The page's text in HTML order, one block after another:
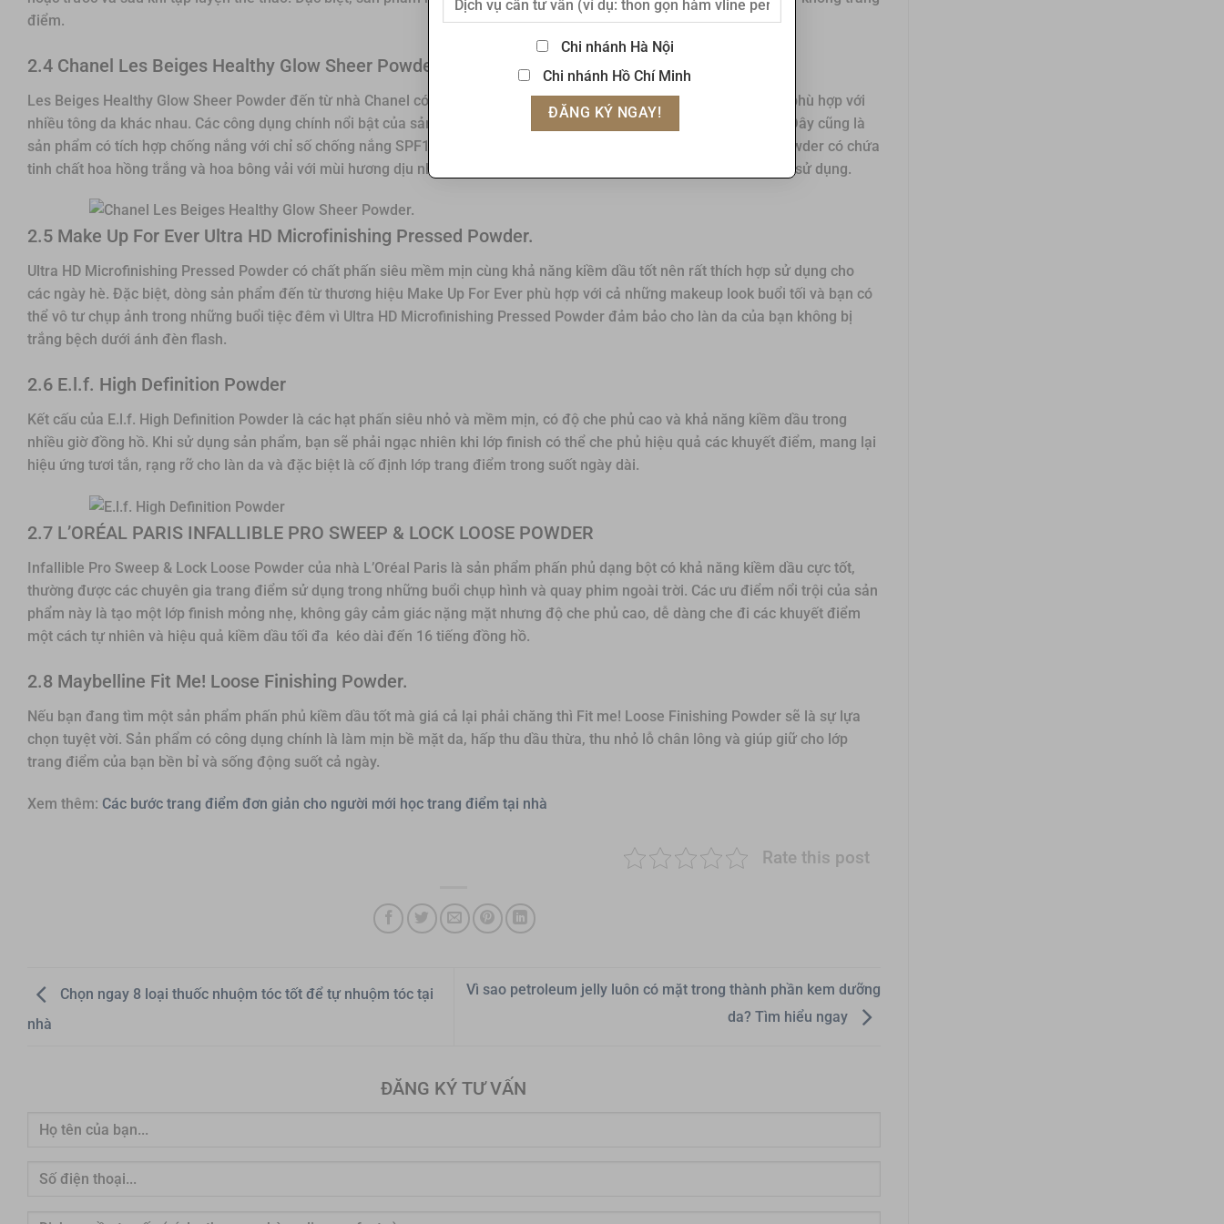
điểm.
2.4 Chanel Les Beiges Healthy Glow Sheer Powder.
Les Beiges Healthy Glow Sheer Powder đến từ nhà Chanel có thể chiều lòng mọi cô nàng khó tính nhất với 7 sắc thái phù hợp với
nhiều tông da khác nhau. Các công dụng chính nổi bật của sản phẩm này là kiềm dầu, làm đều màu và giúp sáng da. Đây cũng là
sản phẩm có tích hợp chống nắng với chỉ số chống nắng SPF15 và PA++. Ngoài ra, Les Beiges Healthy Glow Sheer Powder có chứa
tinh chất hoa hồng trắng và hoa bông vải với mùi hương dịu nhẹ, mang đến cho bạn cảm giác thoải mái và dễ chịu khi sử dụng.
2.5 Make Up For Ever Ultra HD Microfinishing Pressed Powder.
Ultra HD Microfinishing Pressed Powder có chất phấn siêu mềm mịn cùng khả năng kiềm dầu tốt nên rất thích hợp sử dụng cho
các ngày hè. Đặc biệt, dòng sản phẩm đến từ thương hiệu Make Up For Ever phù hợp với cả những makeup look buổi tối và bạn có
thể vô tư chụp ảnh trong những buổi tiệc đêm vì Ultra HD Microfinishing Pressed Powder đảm bảo cho làn da của bạn không bị
trắng bệch dưới ánh đèn flash.
2.6 E.l.f. High Definition Powder
Kết cấu của E.l.f. High Definition Powder là các hạt phấn siêu nhỏ và mềm mịn, có độ che phủ cao và khả năng kiềm dầu trong
nhiều giờ đồng hồ. Khi sử dụng sản phẩm, bạn sẽ phải ngạc nhiên khi lớp finish có thể che phủ hiệu quả các khuyết điểm, mang lại
hiệu ứng tươi tắn, rạng rỡ cho làn da và đặc biệt là cố định lớp trang điểm trong suốt ngày dài.
2.7 L’ORÉAL PARIS INFALLIBLE PRO SWEEP & LOCK LOOSE POWDER
Infallible Pro Sweep & Lock Loose Powder của nhà L’Oréal Paris là sản phẩm phấn phủ dạng bột có khả năng kiềm dầu cực tốt,
thường được các chuyên gia trang điểm sử dụng trong những buổi chụp hình và quay phim ngoài trời. Các ưu điểm nổi trội của sản
phẩm này là tạo một lớp finish mỏng nhẹ, không gây cảm giác nặng mặt nhưng độ che phủ cao, dễ dàng che đi các khuyết điểm
một cách tự nhiên và hiệu quả kiềm dầu tối đa kéo dài đến 16 tiếng đồng hồ.
2.8 Maybelline Fit Me! Loose Finishing Powder.
Nếu bạn đang tìm một sản phẩm phấn phủ kiềm dầu tốt mà giá cả lại phải chăng thì Fit me! Loose Finishing Powder sẽ là sự lựa
chọn tuyệt vời. Sản phẩm có công dụng chính là làm mịn bề mặt da, hấp thu dầu thừa, thu nhỏ lỗ chân lông và giúp giữ cho lớp
trang điểm của bạn bền bỉ và sống động suốt cả ngày.
Xem thêm: Các bước trang điểm đơn giản cho người mới học trang điểm tại nhà
Rate this post
Chọn ngay 8 loại thuốc nhuộm tóc tốt để tự nhuộm tóc tại
nhà
Vì sao petroleum jelly luôn có mặt trong thành phần kem dưỡng
da? Tìm hiểu ngay
ĐĂNG KÝ TƯ VẤN
Chi nhánh Hà Nội
Chi nhánh Hồ Chí Minh